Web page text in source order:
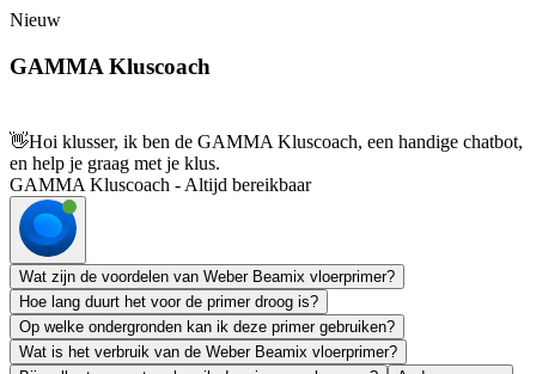
Nieuw
GAMMA Kluscoach
👋Hoi klusser, ik ben de GAMMA Kluscoach, een handige chatbot,
en help je graag met je klus.
GAMMA Kluscoach - Altijd bereikbaar
Wat zijn de voordelen van Weber Beamix vloerprimer?
Hoe lang duurt het voor de primer droog is?
Op welke ondergronden kan ik deze primer gebruiken?
Wat is het verbruik van de Weber Beamix vloerprimer?